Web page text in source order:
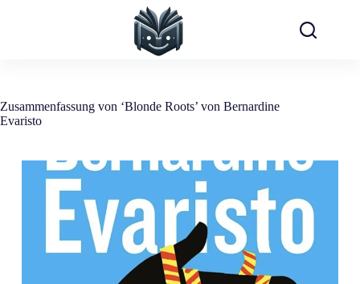
Zusammenfassung von ‘Blonde Roots’ von Bernardine
Evaristo